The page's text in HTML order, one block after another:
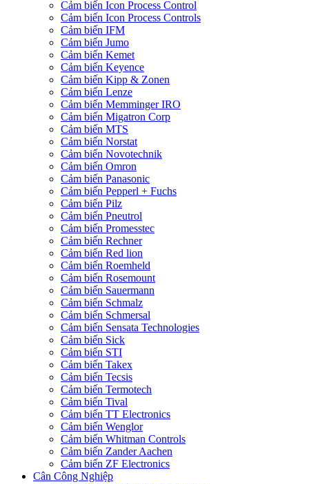
Cảm biến Icon Process Control
Cảm biến Icon Process Controls
Cảm biến IFM
Cảm biến Jumo
Cảm biến Kemet
Cảm biến Keyence
Cảm biến Kipp & Zonen
Cảm biến Lenze
Cảm biến Memminger IRO
Cảm biến Migatron Corp
Cảm biến MTS
Cảm biến Norstat
Cảm biến Novotechnik
Cảm biến Omron
Cảm biến Panasonic
Cảm biến Pepperl + Fuchs
Cảm biến Pilz
Cảm biến Pneutrol
Cảm biến Promesstec
Cảm biến Rechner
Cảm biến Red lion
Cảm biến Roemheld
Cảm biến Rosemount
Cảm biến Sauermann
Cảm biến Schmalz
Cảm biến Schmersal
Cảm biến Sensata Technologies
Cảm biến Sick
Cảm biến STI
Cảm biến Takex
Cảm biến Tecsis
Cảm biến Termotech
Cảm biến Tival
Cảm biến TT Electronics
Cảm biến Wenglor
Cảm biến Whitman Controls
Cảm biến Zander Aachen
Cảm biến ZF Electronics
Cân Công Nghiệp